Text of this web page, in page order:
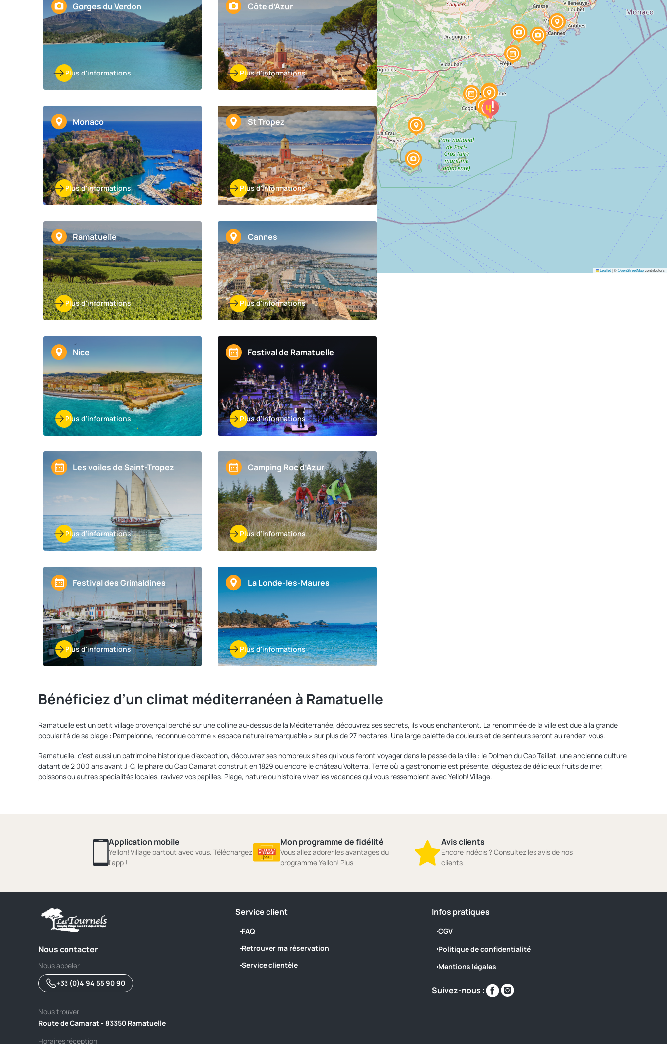
Gorges du Verdon
Plus d'informations
Côte d’Azur
Plus d'informations
Monaco
Plus d'informations
St Tropez
Plus d'informations
Ramatuelle
Plus d'informations
Cannes
Plus d'informations
Nice
Plus d'informations
Festival de Ramatuelle
Plus d'informations
Les voiles de Saint-Tropez
Plus d'informations
Camping Roc d’Azur
Plus d'informations
Festival des Grimaldines
Plus d'informations
La Londe-les-Maures
Plus d'informations
Leaflet|©OpenStreetMapcontributors
Bénéficiez d’un climat méditerranéen à Ramatuelle
Ramatuelle est un petit village provençal perché sur une colline au-dessus de la Méditerranée, découvrez ses secrets, ils vous enchanteront. La renommée de la ville est due à la grande
popularité de sa plage : Pampelonne, reconnue comme « espace naturel remarquable » sur plus de 27 hectares. Une large palette de couleurs et de senteurs seront au rendez-vous.
Ramatuelle, c’est aussi un patrimoine historique d’exception, découvrez ses nombreux sites qui vous feront voyager dans le passé de la ville : le Dolmen du Cap Taillat, une ancienne culture
datant de 2 000 ans avant J-C, le phare du Cap Camarat construit en 1829 ou encore le château Volterra. Terre où la gastronomie est présente, dégustez de délicieux fruits de mer,
poissons ou autres spécialités locales, ravivez vos papilles. Plage, nature ou histoire vivez les vacances qui vous ressemblent avec Yelloh! Village.
Application mobile
Yelloh! Village partout avec vous. Téléchargez
l'app !
Mon programme de fidélité
Vous allez adorer les avantages du
programme Yelloh! Plus
Avis clients
Encore indécis ? Consultez les avis de nos
clients
Nous contacter
Nous appeler
+33 (0)4 94 55 90 90
Nous trouver
Route de Camarat - 83350 Ramatuelle
Horaires réception
Service client
FAQ
Retrouver ma réservation
Service clientèle
Infos pratiques
CGV
Politique de confidentialité
Mentions légales
Suivez-nous :
Retrouvez-
nous